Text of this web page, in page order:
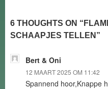
6 THOUGHTS ON
SCHAAPJES TELLEN”
Bert & Oni
12 MAART 2025 OM 11:42
Spannend hoor,Knappe